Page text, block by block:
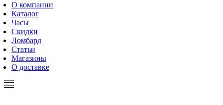
О компании
Каталог
Часы
Скидки
Ломбард
Статьи
Магазины
О доставке